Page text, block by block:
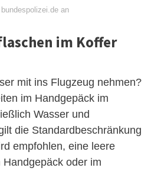
an
im Koffer
mit ins Flugzeug nehmen?
im Handgepäck im
Wasser und
die Standardbeschränkung
empfohlen, eine leere
oder im